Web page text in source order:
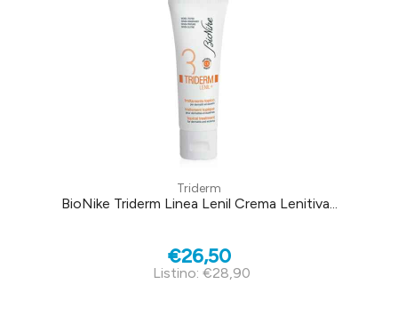
Triderm
BioNike Triderm Linea Lenil Crema Lenitiva...
€26,50
Listino: €28,90